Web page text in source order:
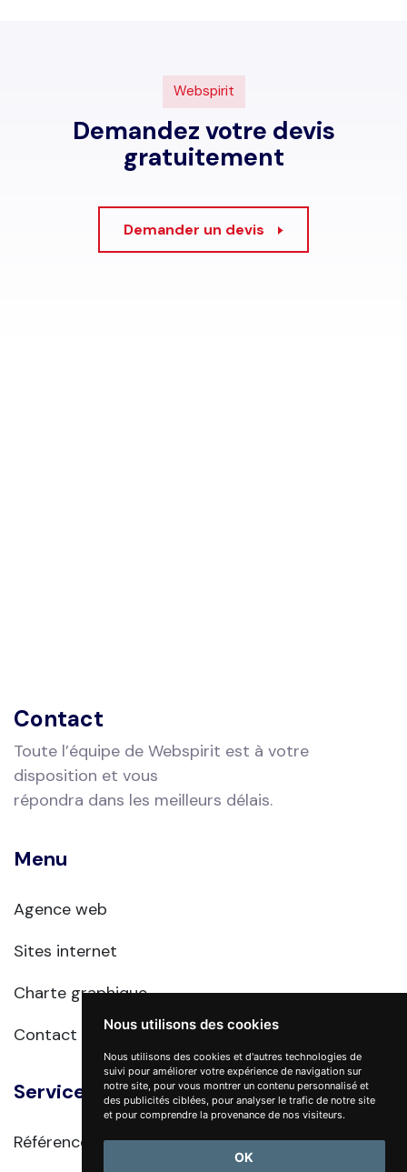
Nous utilisons des cookies
Nous utilisons des cookies et d'autres technologies de
suivi pour améliorer votre expérience de navigation sur
notre site, pour vous montrer un contenu personnalisé et
des publicités ciblées, pour analyser le trafic de notre site
et pour comprendre la provenance de nos visiteurs.
OK
Webspirit
Demandez votre devis
gratuitement
Demander un devis
Contact
Toute l’équipe de Webspirit est à votre
disposition et vous
répondra dans les meilleurs délais.
Menu
Agence web
Sites internet
Charte graphique
Contact
Services
Référencement naturel